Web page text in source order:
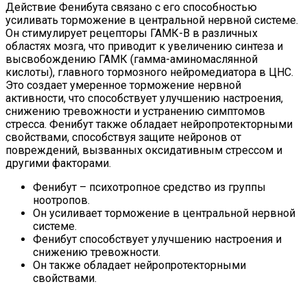
Действие Фенибута связано с его способностью
усиливать торможение в центральной нервной системе.
Он стимулирует рецепторы ГАМК-В в различных
областях мозга, что приводит к увеличению синтеза и
высвобождению ГАМК (гамма-аминомаслянной
кислоты), главного тормозного нейромедиатора в ЦНС.
Это создает умеренное торможение нервной
активности, что способствует улучшению настроения,
снижению тревожности и устранению симптомов
стресса. Фенибут также обладает нейропротекторными
свойствами, способствуя защите нейронов от
повреждений, вызванных оксидативным стрессом и
другими факторами.
Фенибут – психотропное средство из группы
ноотропов.
Он усиливает торможение в центральной нервной
системе.
Фенибут способствует улучшению настроения и
снижению тревожности.
Он также обладает нейропротекторными
свойствами.